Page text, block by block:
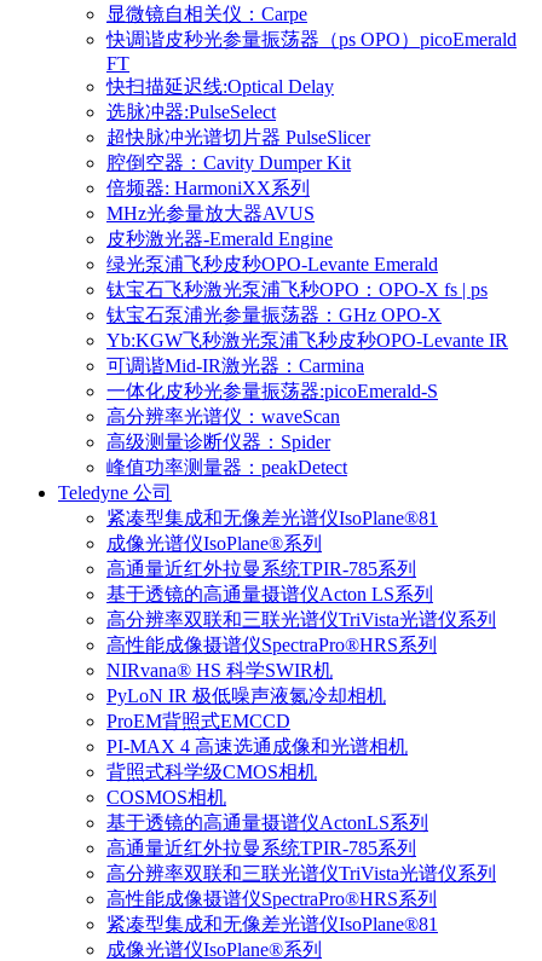
显微镜自相关仪：Carpe
快调谐皮秒光参量振荡器（ps OPO）picoEmerald
FT
快扫描延迟线:Optical Delay
选脉冲器:PulseSelect
超快脉冲光谱切片器 PulseSlicer
腔倒空器：Cavity Dumper Kit
倍频器: HarmoniXX系列
MHz光参量放大器AVUS
皮秒激光器-Emerald Engine
绿光泵浦飞秒皮秒OPO-Levante Emerald
钛宝石飞秒激光泵浦飞秒OPO：OPO-X fs | ps
钛宝石泵浦光参量振荡器：GHz OPO-X
Yb:KGW飞秒激光泵浦飞秒皮秒OPO-Levante IR
可调谐Mid-IR激光器：Carmina
一体化皮秒光参量振荡器:picoEmerald-S
高分辨率光谱仪：waveScan
高级测量诊断仪器：Spider
峰值功率测量器：peakDetect
Teledyne 公司
紧凑型集成和无像差光谱仪IsoPlane®81
成像光谱仪IsoPlane®系列
高通量近红外拉曼系统TPIR-785系列
基于透镜的高通量摄谱仪Acton LS系列
高分辨率双联和三联光谱仪TriVista光谱仪系列
高性能成像摄谱仪SpectraPro®HRS系列
NIRvana® HS 科学SWIR机
PyLoN IR 极低噪声液氮冷却相机
ProEM背照式EMCCD
PI-MAX 4 高速选通成像和光谱相机
背照式科学级CMOS相机
COSMOS相机
基于透镜的高通量摄谱仪ActonLS系列
高通量近红外拉曼系统TPIR-785系列
高分辨率双联和三联光谱仪TriVista光谱仪系列
高性能成像摄谱仪SpectraPro®HRS系列
紧凑型集成和无像差光谱仪IsoPlane®81
成像光谱仪IsoPlane®系列